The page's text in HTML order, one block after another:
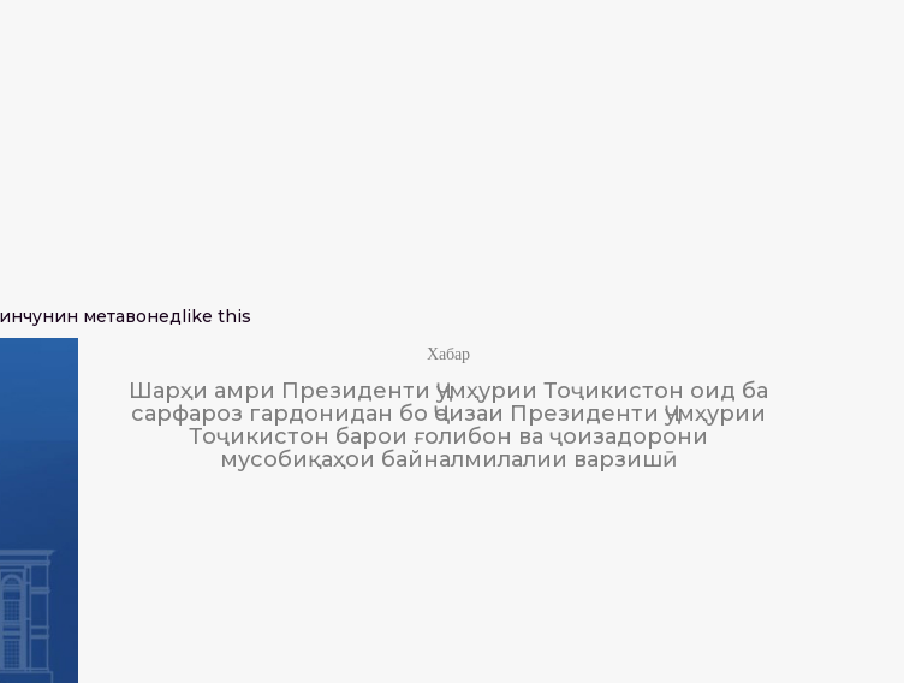
метавонедlike this
Хабар
Шарҳи амри Президенти Ҷумҳурии Тоҷикистон оид ба
сарфароз гардонидан бо Ҷоизаи Президенти Ҷумҳурии
Тоҷикистон барои ғолибон ва ҷоизадорони
мусобиқаҳои байналмилалии варзишӣ